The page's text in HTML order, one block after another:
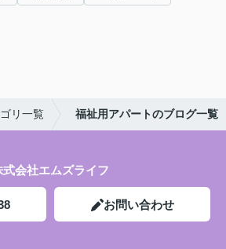
リ一覧 福祉用アパートのブログ一覧
式会社エムズライフ
お問い合わせ